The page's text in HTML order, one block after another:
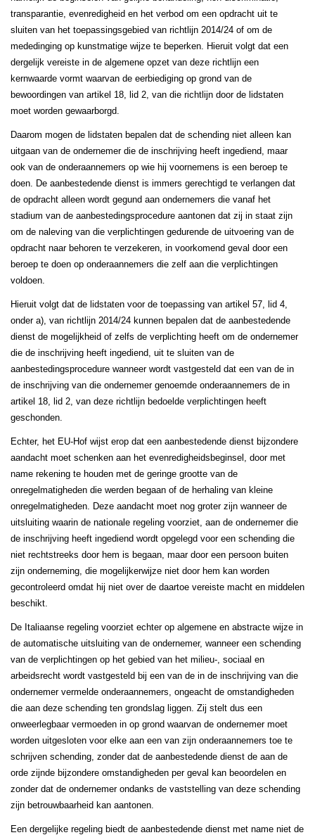
transparantie, evenredigheid en het verbod om een opdracht uit te
sluiten van het toepassingsgebied van richtlijn 2014/24 of om de
mededinging op kunstmatige wijze te beperken. Hieruit volgt dat een
dergelijk vereiste in de algemene opzet van deze richtlijn een
kernwaarde vormt waarvan de eerbiediging op grond van de
bewoordingen van artikel 18, lid 2, van die richtlijn door de lidstaten
moet worden gewaarborgd.
Daarom mogen de lidstaten bepalen dat de schending niet alleen kan
uitgaan van de ondernemer die de inschrijving heeft ingediend, maar
ook van de onderaannemers op wie hij voornemens is een beroep te
doen. De aanbestedende dienst is immers gerechtigd te verlangen dat
de opdracht alleen wordt gegund aan ondernemers die vanaf het
stadium van de aanbestedingsprocedure aantonen dat zij in staat zijn
om de naleving van die verplichtingen gedurende de uitvoering van de
opdracht naar behoren te verzekeren, in voorkomend geval door een
beroep te doen op onderaannemers die zelf aan die verplichtingen
voldoen.
Hieruit volgt dat de lidstaten voor de toepassing van artikel 57, lid 4,
onder a), van richtlijn 2014/24 kunnen bepalen dat de aanbestedende
dienst de mogelijkheid of zelfs de verplichting heeft om de ondernemer
die de inschrijving heeft ingediend, uit te sluiten van de
aanbestedingsprocedure wanneer wordt vastgesteld dat een van de in
de inschrijving van die ondernemer genoemde onderaannemers de in
artikel 18, lid 2, van deze richtlijn bedoelde verplichtingen heeft
geschonden.
Echter, het EU-Hof wijst erop dat een aanbestedende dienst bijzondere
aandacht moet schenken aan het evenredigheidsbeginsel, door met
name rekening te houden met de geringe grootte van de
onregelmatigheden die werden begaan of de herhaling van kleine
onregelmatigheden. Deze aandacht moet nog groter zijn wanneer de
uitsluiting waarin de nationale regeling voorziet, aan de ondernemer die
de inschrijving heeft ingediend wordt opgelegd voor een schending die
niet rechtstreeks door hem is begaan, maar door een persoon buiten
zijn onderneming, die mogelijkerwijze niet door hem kan worden
gecontroleerd omdat hij niet over de daartoe vereiste macht en middelen
beschikt.
De Italiaanse regeling voorziet echter op algemene en abstracte wijze in
de automatische uitsluiting van de ondernemer, wanneer een schending
van de verplichtingen op het gebied van het milieu-, sociaal en
arbeidsrecht wordt vastgesteld bij een van de in de inschrijving van die
ondernemer vermelde onderaannemers, ongeacht de omstandigheden
die aan deze schending ten grondslag liggen. Zij stelt dus een
onweerlegbaar vermoeden in op grond waarvan de ondernemer moet
worden uitgesloten voor elke aan een van zijn onderaannemers toe te
schrijven schending, zonder dat de aanbestedende dienst de aan de
orde zijnde bijzondere omstandigheden per geval kan beoordelen en
zonder dat de ondernemer ondanks de vaststelling van deze schending
zijn betrouwbaarheid kan aantonen.
Een dergelijke regeling biedt de aanbestedende dienst met name niet de